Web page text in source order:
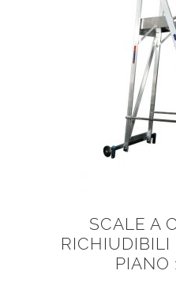
SCALE A
RICHIUDIBILI
PIANO